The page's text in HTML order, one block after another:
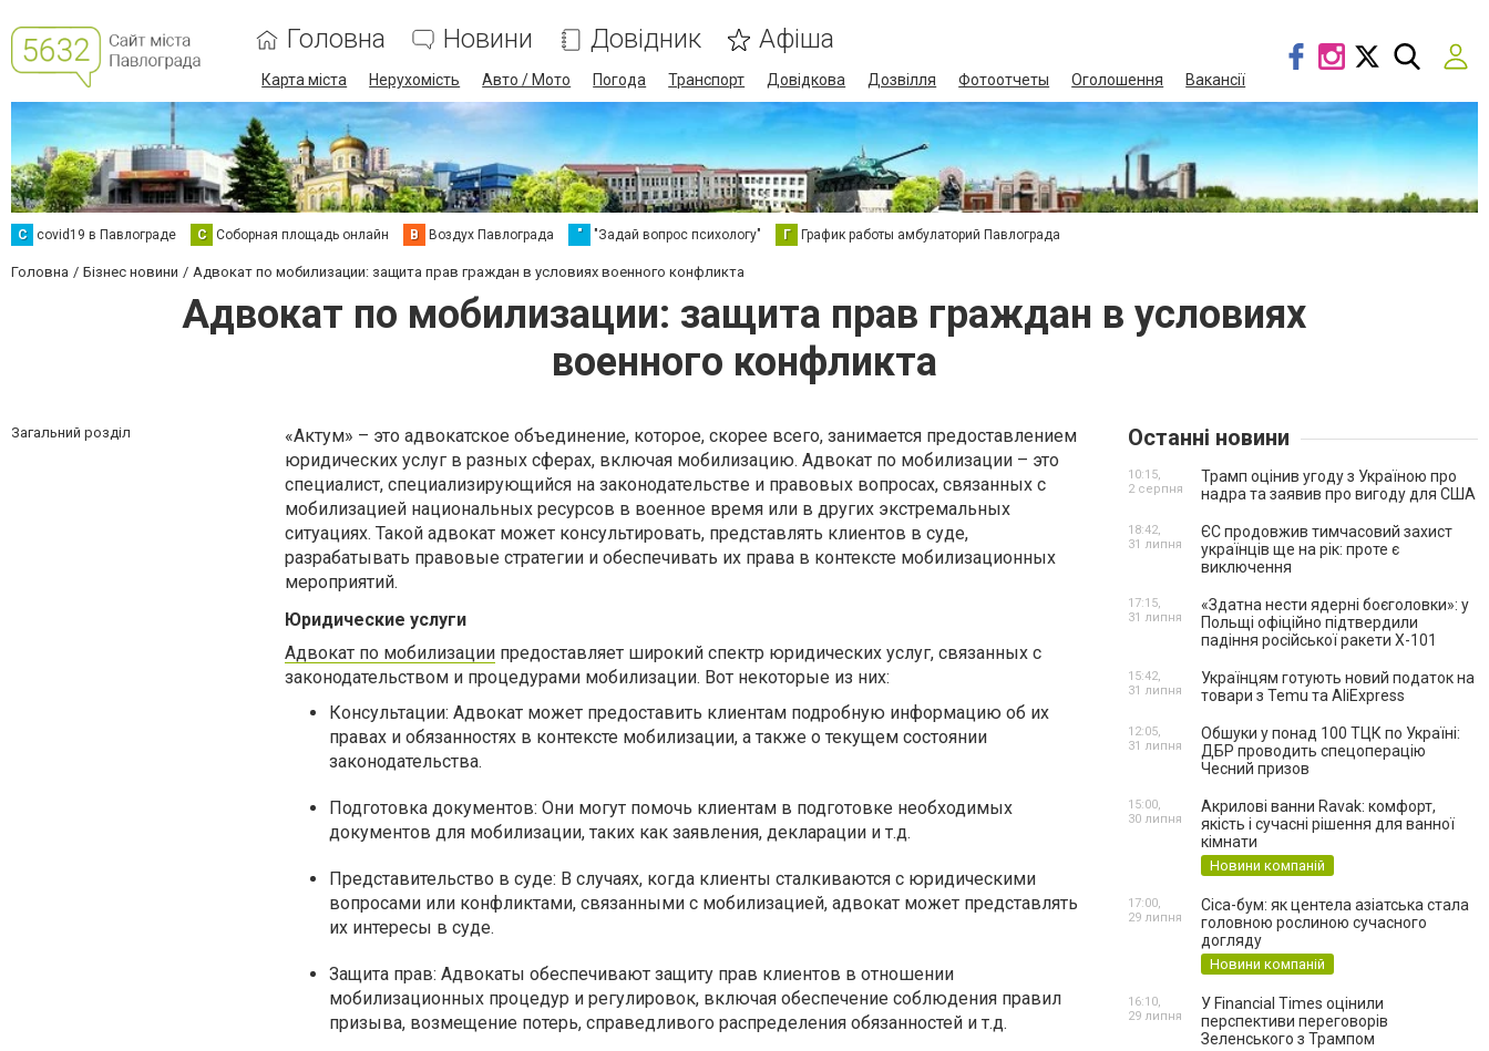
Головна Новини Довідник Афіша
Карта міста Нерухомість Авто / Мото Погода Транспорт Довідкова Дозвілля Фотоотчеты Оголошення Вакансії
C covid19 в Павлограде С Соборная площадь онлайн В Воздух Павлограда " "Задай вопрос психологу" Г График работы амбулаторий Павлограда
Головна Бізнес новини Адвокат по мобилизации: защита прав граждан в условиях военного конфликта
Адвокат по мобилизации: защита прав граждан в условиях
военного конфликта
Загальний розділ
«Актум» – это адвокатское объединение, которое, скорее всего, занимается предоставлением
юридических услуг в разных сферах, включая мобилизацию. Адвокат по мобилизации – это
специалист, специализирующийся на законодательстве и правовых вопросах, связанных с
мобилизацией национальных ресурсов в военное время или в других экстремальных
ситуациях. Такой адвокат может консультировать, представлять клиентов в суде,
разрабатывать правовые стратегии и обеспечивать их права в контексте мобилизационных
мероприятий.
Юридические услуги
Адвокат по мобилизации предоставляет широкий спектр юридических услуг, связанных с
законодательством и процедурами мобилизации. Вот некоторые из них:
Консультации: Адвокат может предоставить клиентам подробную информацию об их
правах и обязанностях в контексте мобилизации, а также о текущем состоянии
законодательства.
Подготовка документов: Они могут помочь клиентам в подготовке необходимых
документов для мобилизации, таких как заявления, декларации и т.д.
Представительство в суде: В случаях, когда клиенты сталкиваются с юридическими
вопросами или конфликтами, связанными с мобилизацией, адвокат может представлять
их интересы в суде.
Защита прав: Адвокаты обеспечивают защиту прав клиентов в отношении
мобилизационных процедур и регулировок, включая обеспечение соблюдения правил
призыва, возмещение потерь, справедливого распределения обязанностей и т.д.
Останні новини
Трамп оцінив угоду з Україною про
надра та заявив про вигоду для США
10:15,
2 серпня
ЄС продовжив тимчасовий захист
українців ще на рік: проте є
виключення
18:42,
31 липня
«Здатна нести ядерні боєголовки»: у
Польщі офіційно підтвердили
падіння російської ракети Х-101
17:15,
31 липня
Українцям готують новий податок на
товари з Temu та AliExpress
15:42,
31 липня
Обшуки у понад 100 ТЦК по Україні:
ДБР проводить спецоперацію
Чесний призов
12:05,
31 липня
Акрилові ванни Ravak: комфорт,
якість і сучасні рішення для ванної
кімнати
Новини компаній
15:00,
30 липня
Cica-бум: як центела азіатська стала
головною рослиною сучасного
догляду
Новини компаній
17:00,
29 липня
У Financial Times оцінили
перспективи переговорів
Зеленського з Трампом
16:10,
29 липня